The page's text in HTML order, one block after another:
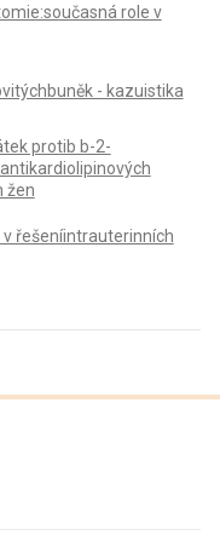
role v
- kazuistika
protib b-2-
žen
řešeníintrauterinních